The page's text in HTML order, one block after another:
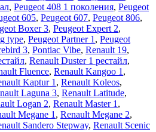
, Peugeot 408 1 поколения, Peugeot
605, Peugeot 607, Peugeot 806,
Boxer 3, Peugeot Expert 2,
type, Peugeot Partner 1 , Peugeot
3, Pontiac Vibe, Renault 19,
, Renault Duster 1 рестайл,
Fluence, Renault Kangoo 1 ,
Kaptur 1 , Renault Koleos,
Laguna 3, Renault Latitude,
Logan 2, Renault Master 1 ,
Megane 1 , Renault Megane 2,
Sandero Stepway, Renault Scenic